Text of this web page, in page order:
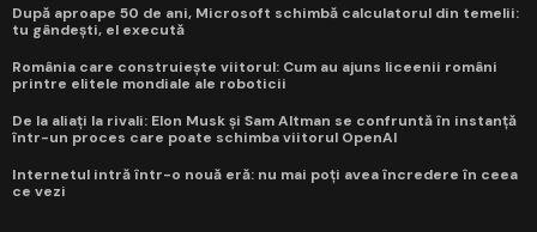
După aproape 50 de ani, Microsoft schimbă calculatorul din temelii:
tu gândești, el execută
România care construiește viitorul: Cum au ajuns liceenii români
printre elitele mondiale ale roboticii
De la aliați la rivali: Elon Musk și Sam Altman se confruntă în instanță
într-un proces care poate schimba viitorul OpenAI
Internetul intră într-o nouă eră: nu mai poți avea încredere în ceea
ce vezi